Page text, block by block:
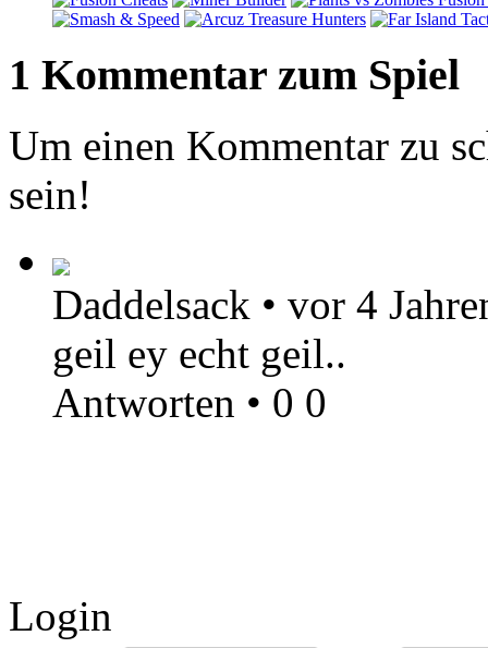
1 Kommentar zum Spiel
Um einen Kommentar zu
sein!
Daddelsack • vor 4
geil ey echt geil..
Antworten • 0 0
Login